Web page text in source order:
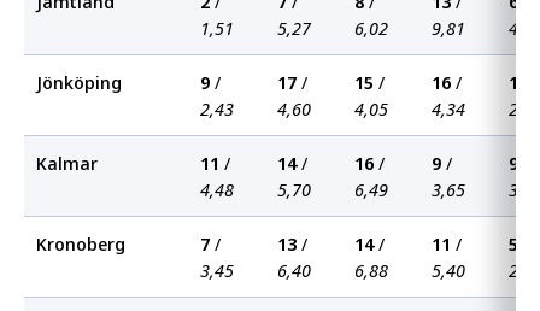
1,51
5,27
6,02
9,81
Jönköping 9 /
2,43
17 /
4,60
15 /
4,05
16 /
4,34
11
Kalmar 11 /
4,48
14/
5,70
16 /
6,49
9 /
3,65
9
Kronoberg 7 /
3,45
13 /
6,40
14/
6,88
11 /
5,40
5